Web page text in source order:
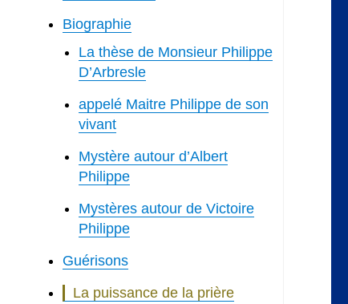
Biographie
La thèse de Monsieur Philippe
D’Arbresle
appelé Maitre Philippe de son
vivant
Mystère autour d’Albert
Philippe
Mystères autour de Victoire
Philippe
Guérisons
La puissance de la prière